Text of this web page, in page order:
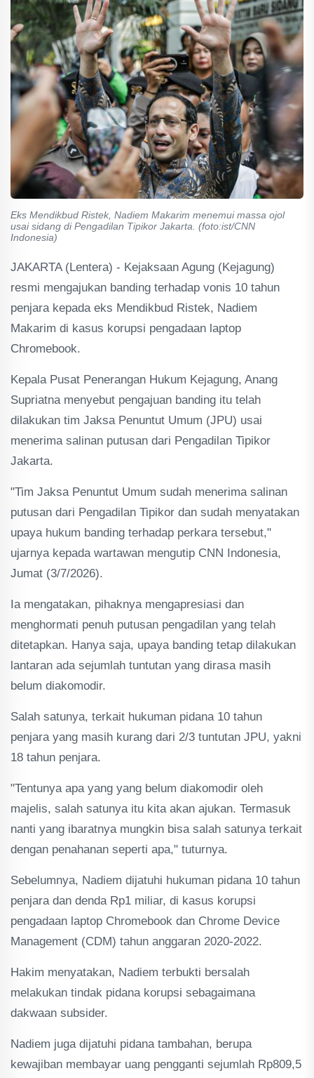
Eks Mendikbud Ristek, Nadiem Makarim menemui massa ojol
usai sidang di Pengadilan Tipikor Jakarta. (foto:ist/CNN
Indonesia)
JAKARTA (Lentera) - Kejaksaan Agung (Kejagung)
resmi mengajukan banding terhadap vonis 10 tahun
penjara kepada eks Mendikbud Ristek, Nadiem
Makarim di kasus korupsi pengadaan laptop
Chromebook.
Kepala Pusat Penerangan Hukum Kejagung, Anang
Supriatna menyebut pengajuan banding itu telah
dilakukan tim Jaksa Penuntut Umum (JPU) usai
menerima salinan putusan dari Pengadilan Tipikor
Jakarta.
"Tim Jaksa Penuntut Umum sudah menerima salinan
putusan dari Pengadilan Tipikor dan sudah menyatakan
upaya hukum banding terhadap perkara tersebut,"
ujarnya kepada wartawan mengutip CNN Indonesia,
Jumat (3/7/2026).
Ia mengatakan, pihaknya mengapresiasi dan
menghormati penuh putusan pengadilan yang telah
ditetapkan. Hanya saja, upaya banding tetap dilakukan
lantaran ada sejumlah tuntutan yang dirasa masih
belum diakomodir.
Salah satunya, terkait hukuman pidana 10 tahun
penjara yang masih kurang dari 2/3 tuntutan JPU, yakni
18 tahun penjara.
"Tentunya apa yang yang belum diakomodir oleh
majelis, salah satunya itu kita akan ajukan. Termasuk
nanti yang ibaratnya mungkin bisa salah satunya terkait
dengan penahanan seperti apa," tuturnya.
Sebelumnya, Nadiem dijatuhi hukuman pidana 10 tahun
penjara dan denda Rp1 miliar, di kasus korupsi
pengadaan laptop Chromebook dan Chrome Device
Management (CDM) tahun anggaran 2020-2022.
Hakim menyatakan, Nadiem terbukti bersalah
melakukan tindak pidana korupsi sebagaimana
dakwaan subsider.
Nadiem juga dijatuhi pidana tambahan, berupa
kewajiban membayar uang pengganti sejumlah Rp809,5